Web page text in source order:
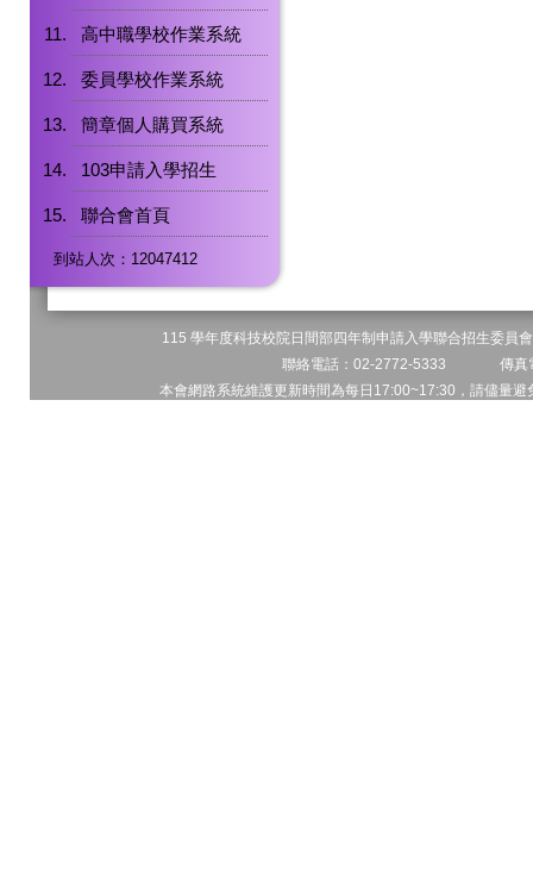
高中職學校作業系統
委員學校作業系統
簡章個人購買系統
103申請入學招生
聯合會首頁
到站人次：12047412
115 學年度科技校院日間部四年制申請入學聯合招生委
聯絡電話：02-2772-5333 傳
本會網路系統維護更新時間為每日17:00~17:30，請儘量